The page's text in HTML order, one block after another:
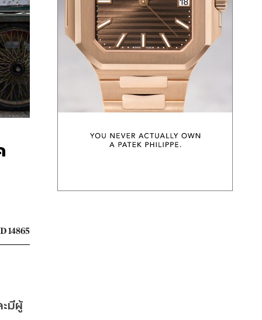
14865
มีผู้